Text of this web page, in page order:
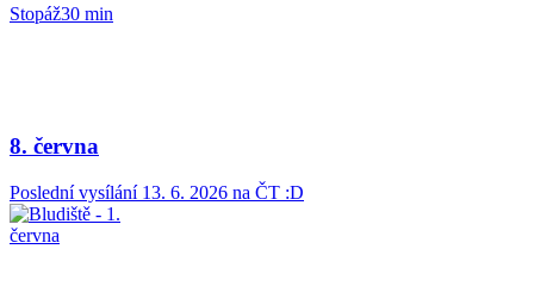
Stopáž30 min
8. června
Poslední vysílání 13. 6. 2026 na ČT :D